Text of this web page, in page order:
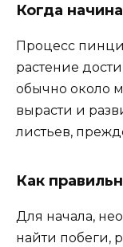
Когда
Процесс
растение
обычно около
вырасти и
листьев,
Как
Для начала,
найти побеги,